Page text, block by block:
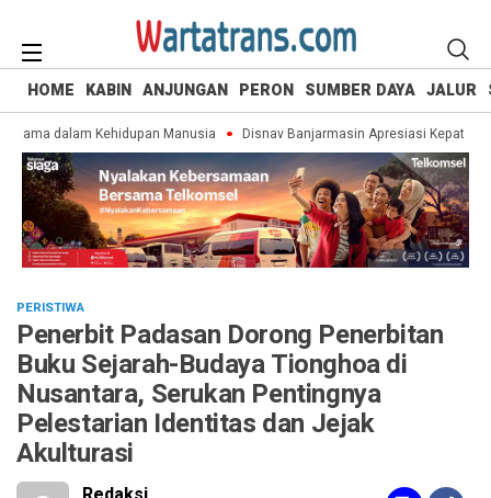
HOME KABIN ANJUNGAN PERON SUMBER DAYA JALUR
dalam Kehidupan Manusia Disnav Banjarmasin Apresiasi Kepatuhan
PERISTIWA
Penerbit Padasan Dorong Penerbitan
Buku Sejarah-Budaya Tionghoa di
Nusantara, Serukan Pentingnya
Pelestarian Identitas dan Jejak
Akulturasi